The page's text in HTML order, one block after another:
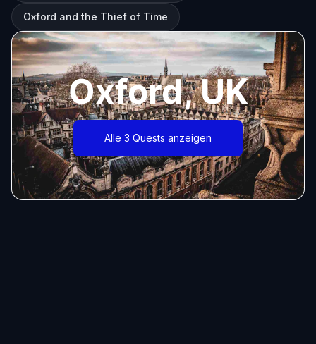
Oxford and the Thief of Time
Oxford, UK
Alle 3 Quests anzeigen